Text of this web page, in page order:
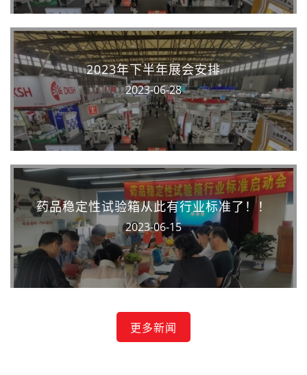
2023年下半年展会安排
2023-06-28
药品稳定性试验箱从此有行业标准了！！
2023-06-15
更多新闻